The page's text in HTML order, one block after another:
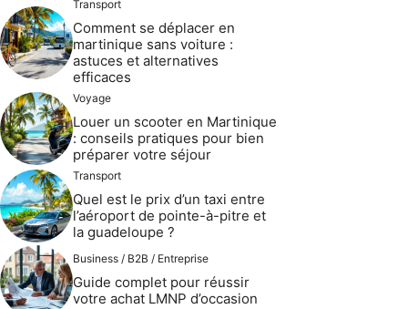
Transport
Comment se déplacer en
martinique sans voiture :
astuces et alternatives
efficaces
Voyage
Louer un scooter en Martinique
: conseils pratiques pour bien
préparer votre séjour
Transport
Quel est le prix d’un taxi entre
l’aéroport de pointe-à-pitre et
la guadeloupe ?
Business / B2B / Entreprise
Guide complet pour réussir
votre achat LMNP d’occasion